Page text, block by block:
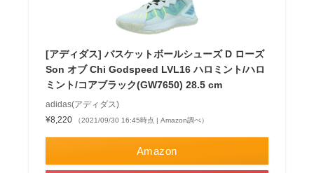
[アディダス] バスケットボールシューズ D ローズ
Son オブ Chi Godspeed LVL16 ハロミント/ハロ
ミント/コアブラック(GW7650) 28.5 cm
adidas(アディダス)
¥8,220
（2021/09/30 16:45時点 | Amazon調べ）
Amazon